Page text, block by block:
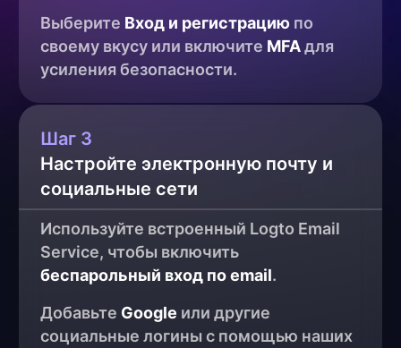
Выберите Вход и регистрацию по
своему вкусу или включите MFA для
усиления безопасности.
Шаг 3
Настройте электронную почту и
социальные сети
Используйте встроенный Logto Email
беспарольный вход по email.
Добавьте Google или другие
социальные логины с помощью наших